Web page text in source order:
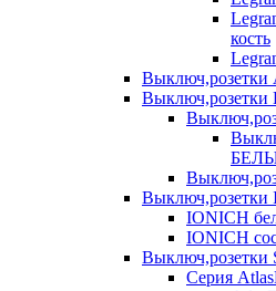
кость
Выключ,розетки
Выключ,розетки
Выключ,розетки
IONICH
IONICH
Выключ,розетки
Серия